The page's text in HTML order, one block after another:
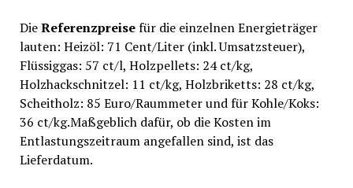
DieReferenzpreisefür die einzelnen Energieträger
lauten: Heizöl: 71 Cent/Liter (inkl. Umsatzsteuer),
Flüssiggas: 57 ct/l, Holzpellets: 24 ct/kg,
Holzhackschnitzel: 11 ct/kg, Holzbriketts: 28 ct/kg,
Scheitholz: 85 Euro/Raummeter und für Kohle/Koks:
36 ct/kg.Maßgeblich dafür, ob die Kosten im
Entlastungszeitraum angefallen sind, ist das
Lieferdatum.